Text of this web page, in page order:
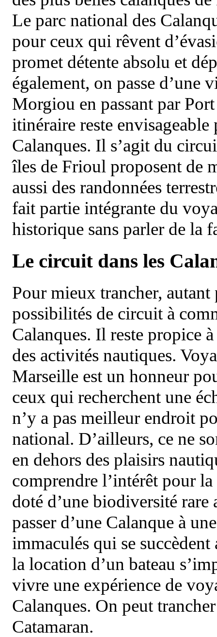
Le parc national des
pour ceux qui rêvent
promet détente absolu et
également, on passe d’une
Morgiou en passant par
itinéraire reste
Calanques. Il s’agit du
îles de Frioul proposent de
aussi des randonnées
fait partie intégrante du
historique sans parler de la
Le circuit dans les
Pour mieux trancher, autant
possibilités de circuit à
Calanques. Il reste propice
des activités nautiques.
Marseille est un honneur
ceux qui recherchent une
n’y a pas meilleur endroit
national. D’ailleurs, ce ne
en dehors des plaisirs
comprendre l’intérêt pour
doté d’une biodiversité
passer d’une Calanque à
immaculés qui se
la location d’un bateau
vivre une expérience de
Calanques. On peut
Catamaran.